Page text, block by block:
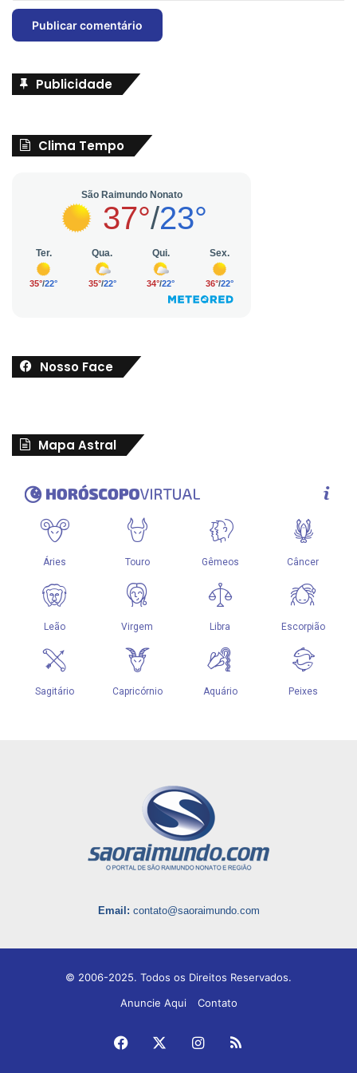
Publicidade
Clima Tempo
Nosso Face
Mapa Astral
Email: contato@saoraimundo.com
© 2006-2025. Todos os Direitos Reservados.
Anuncie Aqui
Contato
Facebook Instagram
RSS